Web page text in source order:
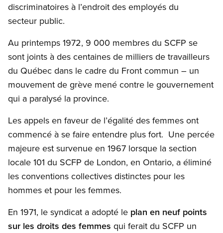
discriminatoires à l’endroit des employés du
secteur public.
Au printemps 1972, 9 000 membres du SCFP se
sont joints à des centaines de milliers de travailleurs
du Québec dans le cadre du Front commun – un
mouvement de grève mené contre le gouvernement
qui a paralysé la province.
Les appels en faveur de l’égalité des femmes ont
commencé à se faire entendre plus fort. Une percée
majeure est survenue en 1967 lorsque la section
locale 101 du SCFP de London, en Ontario, a éliminé
les conventions collectives distinctes pour les
hommes et pour les femmes.
En 1971, le syndicat a adopté le plan en neuf points
sur les droits des femmes qui ferait du SCFP un